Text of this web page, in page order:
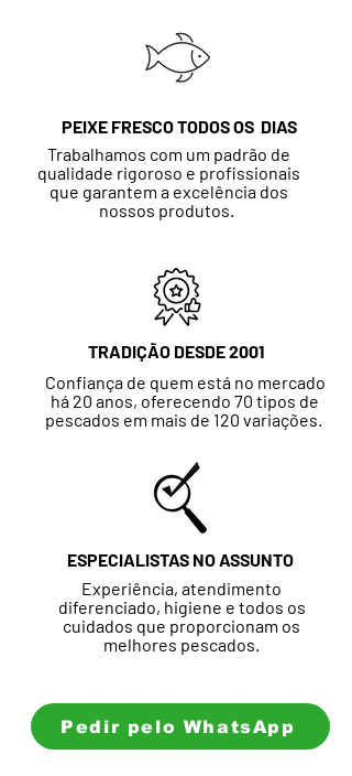
TRADIÇÃO DESDE 2001
ESPECIALISTAS NO ASSUNTO
Trabalhamos com um padrão de
qualidade rigoroso e profissionais
que garantem a excelência dos
nossos produtos.
Confiança de quem está no mercado
há 20 anos, oferecendo 70 tipos de
pescados em mais de 120 variações.
Experiência, atendimento
diferenciado, higiene e todos os
cuidados que proporcionam os
melhores pescados.
PEIXE FRESCO TODOS OS DIAS
Pedir pelo WhatsApp